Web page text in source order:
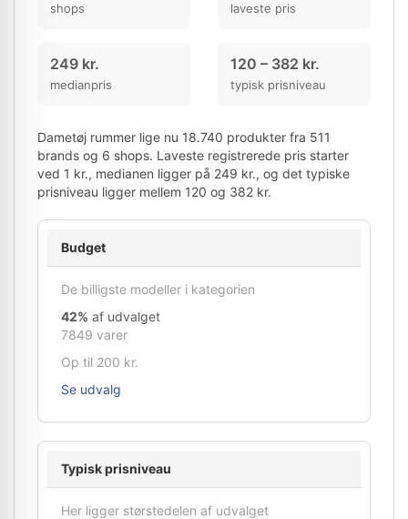
shops laveste pris
249 kr.
medianpris
120 – 382 kr.
typisk prisniveau
Dametøj rummer lige nu 18.740 produkter fra 511
brands og 6 shops. Laveste registrerede pris starter
ved 1 kr., medianen ligger på 249 kr., og det typiske
prisniveau ligger mellem 120 og 382 kr.
Budget
De billigste modeller i kategorien
42% af udvalget
7849 varer
Op til 200 kr.
Se udvalg
Typisk prisniveau
Her ligger størstedelen af udvalget